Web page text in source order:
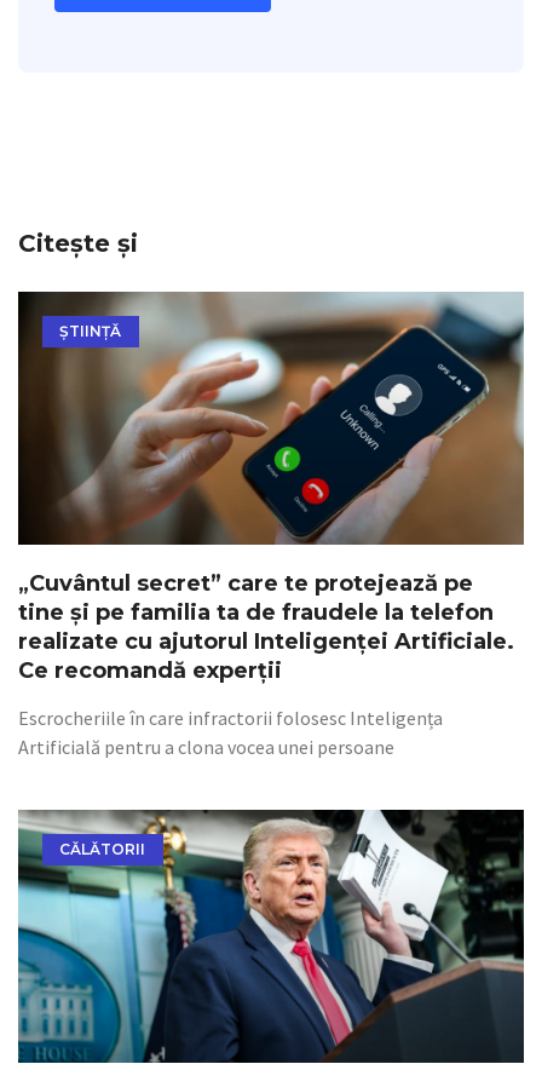
Citește și
ȘTIINȚĂ
„Cuvântul secret” care te protejează pe
tine și pe familia ta de fraudele la telefon
realizate cu ajutorul Inteligenței Artificiale.
Ce recomandă experții
Escrocheriile în care infractorii folosesc Inteligența
Artificială pentru a clona vocea unei persoane
CĂLĂTORII